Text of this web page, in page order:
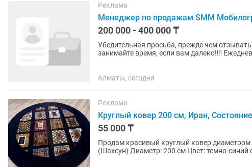
Реклама
Менеджер по продажам SMM
200 000 - 400 000 ₸
Убедительная просьба, прежде чем
занимайте время, если вам далеко‼️‼️ Ежедневная фото- и видеосъемка продукции (торты,
Алматы, сегодня
Реклама
Круглый ковер 200 см, Иран,
55 000 ₸
Продам красивый круглый ковер диаметром 200 см. Производство: Иран
(Шахсун) Диаметр: 200 см Цвет: темно-